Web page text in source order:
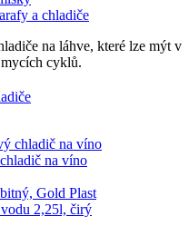
a chladiče
na láhve, které lze mýt v
cyklů.
na víno
2,25l, čirý